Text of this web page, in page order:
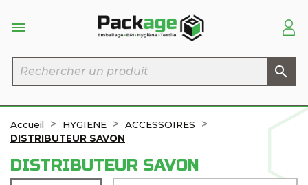


Accueil HYGIENE
ACCESSOIRES
DISTRIBUTEUR SAVON
DISTRIBUTEUR SAVON